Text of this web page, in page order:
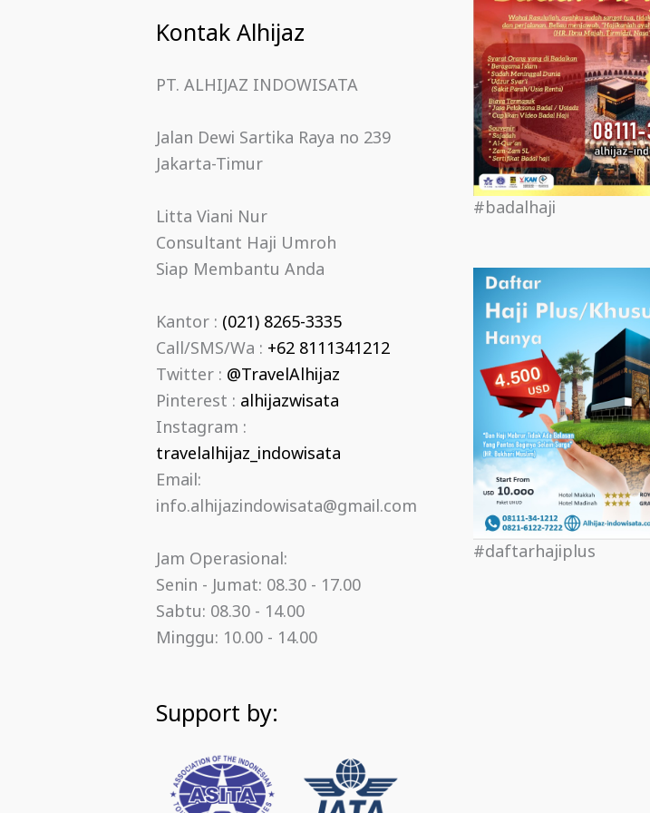
Kontak Alhijaz
PT. ALHIJAZ INDOWISATA
Jalan Dewi Sartika Raya no 239
Jakarta-Timur
Litta Viani Nur
Consultant Haji Umroh
Siap Membantu Anda
Kantor : (021) 8265-3335
Call/SMS/Wa : +62 8111341212
Twitter : @TravelAlhijaz
Pinterest : alhijazwisata
Instagram :
travelalhijaz_indowisata
Email:
info.alhijazindowisata@gmail.com
Jam Operasional:
Senin - Jumat: 08.30 - 17.00
Sabtu: 08.30 - 14.00
Minggu: 10.00 - 14.00
Support by:
#badalhaji
#daftarhajiplus